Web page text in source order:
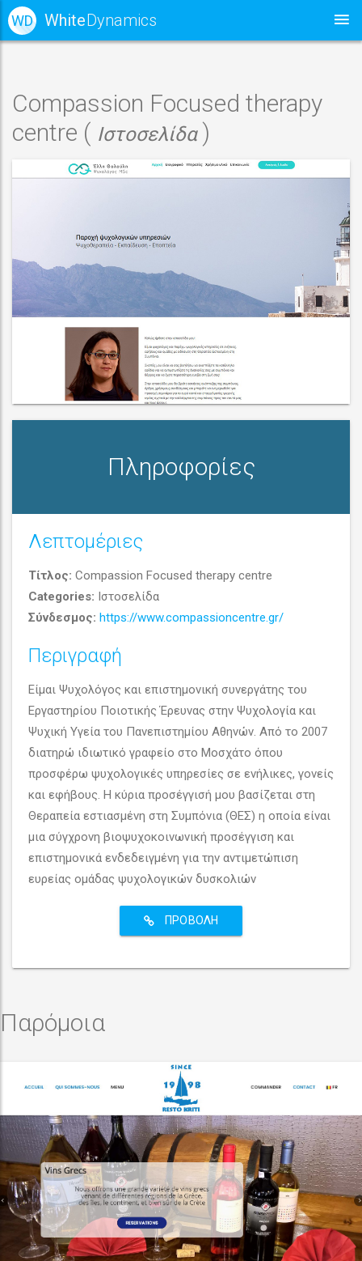
WD WhiteDynamics
Compassion Focused therapy
centre ( Ιστοσελίδα )
Compassion Focused therapy centre
(Ιστοσελίδα)
Πληροφορίες
Λεπτομέριες
Τίτλος: Compassion Focused therapy centre
Categories: Ιστοσελίδα
Σύνδεσμος: https://www.compassioncentre.gr/
Περιγραφή
Είμαι Ψυχολόγος και επιστημονική συνεργάτης του
Εργαστηρίου Ποιοτικής Έρευνας στην Ψυχολογία και
Ψυχική Υγεία του Πανεπιστημίου Αθηνών. Από το 2007
διατηρώ ιδιωτικό γραφείο στο Μοσχάτο όπου
προσφέρω ψυχολογικές υπηρεσίες σε ενήλικες, γονείς
και εφήβους. Η κύρια προσέγγισή μου βασίζεται στη
Θεραπεία εστιασμένη στη Συμπόνια (ΘΕΣ) η οποία είναι
μια σύγχρονη βιοψυχοκοινωνική προσέγγιση και
επιστημονικά ενδεδειγμένη για την αντιμετώπιση
ευρείας ομάδας ψυχολογικών δυσκολιών
ΠΡΟΒΟΛΉ
Παρόμοια